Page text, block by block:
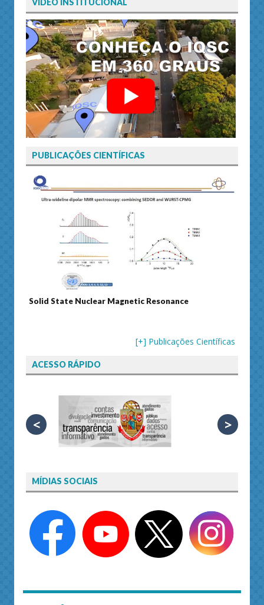
VÍDEO INSTITUCIONAL
PUBLICAÇÕES CIENTÍFICAS
Solid State Nuclear Magnetic Resonance
[+] Publicações Científicas
ACESSO RÁPIDO
< >
MÍDIAS SOCIAIS